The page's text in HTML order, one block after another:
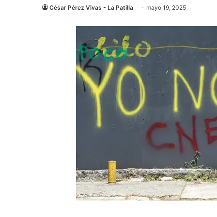
César Pérez Vivas - La Patilla mayo 19, 2025